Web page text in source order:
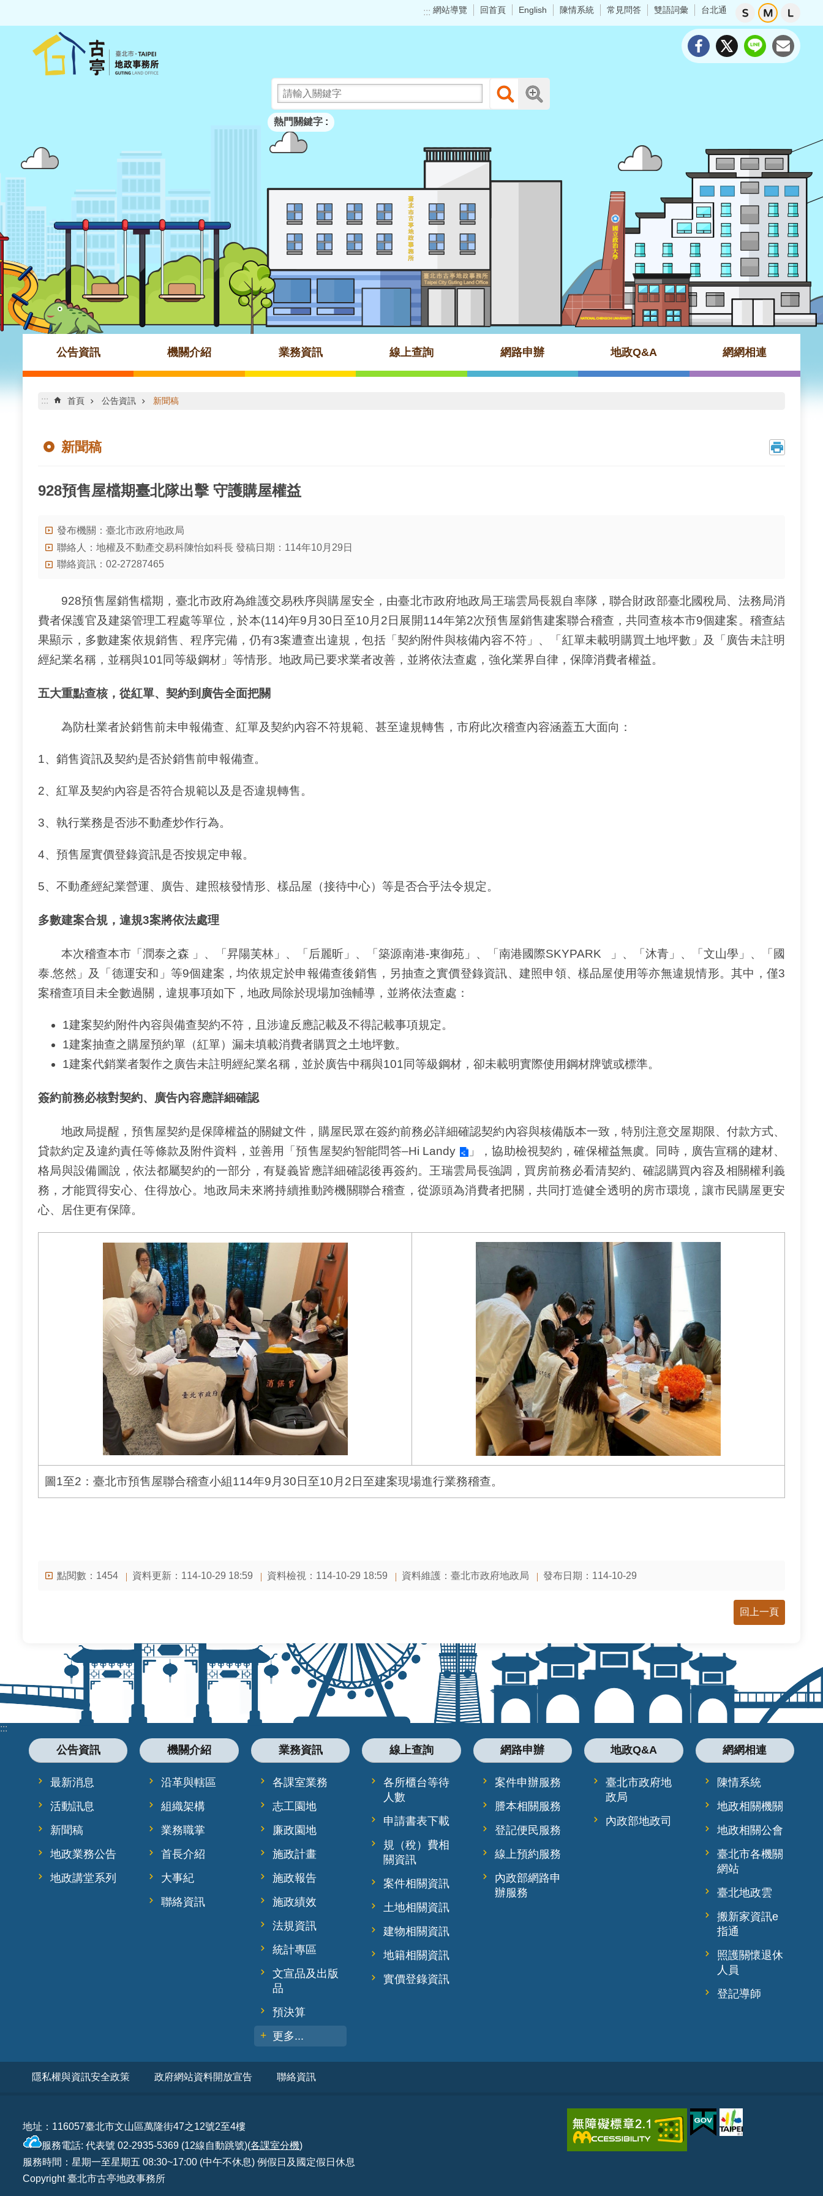
::: 網站導覽 回首頁 English 陳情系統 常見問答 雙語詞彙 台北通
熱門關鍵字
公告資訊 機關介紹 業務資訊 線上查詢 網路申辦 地政Q&A 網網相連
::: 首頁 公告資訊 新聞稿
新聞稿
928預售屋檔期臺北隊出擊 守護購屋權益
發布機關：臺北市政府地政局
聯絡人：地權及不動產交易科陳怡如科長 發稿日期：114年10月29日
聯絡資訊：02-27287465
928預售屋銷售檔期，臺北市政府為維護交易秩序與購屋安全，由臺北市政府地政局王瑞雲局長親自率隊，聯合財政部臺北國稅局、法務局消
費者保護官及建築管理工程處等單位，於本(114)年9月30日至10月2日展開114年第2次預售屋銷售建案聯合稽查，共同查核本市9個建案。稽查結
果顯示，多數建案依規銷售、程序完備，仍有3案遭查出違規，包括「契約附件與核備內容不符」、「紅單未載明購買土地坪數」及「廣告未註明
經紀業名稱，並稱與101同等級鋼材」等情形。地政局已要求業者改善，並將依法查處，強化業界自律，保障消費者權益。
五大重點查核，從紅單、契約到廣告全面把關
為防杜業者於銷售前未申報備查、紅單及契約內容不符規範、甚至違規轉售，市府此次稽查內容涵蓋五大面向：
1、銷售資訊及契約是否於銷售前申報備查。
2、紅單及契約內容是否符合規範以及是否違規轉售。
3、執行業務是否涉不動產炒作行為。
4、預售屋實價登錄資訊是否按規定申報。
5、不動產經紀業營運、廣告、建照核發情形、樣品屋（接待中心）等是否合乎法令規定。
多數建案合規，違規3案將依法處理
本次稽查本市「潤泰之森 」、「昇陽芙林」、「后麗昕」、「築源南港-東御苑」、「南港國際SKYPARK 」、「沐青」、「文山學」、「國
泰.悠然」及「德運安和」等9個建案，均依規定於申報備查後銷售，另抽查之實價登錄資訊、建照申領、樣品屋使用等亦無違規情形。其中，僅3
案稽查項目未全數過關，違規事項如下，地政局除於現場加強輔導，並將依法查處：
1建案契約附件內容與備查契約不符，且涉違反應記載及不得記載事項規定。
1建案抽查之購屋預約單（紅單）漏未填載消費者購買之土地坪數。
1建案代銷業者製作之廣告未註明經紀業名稱，並於廣告中稱與101同等級鋼材，卻未載明實際使用鋼材牌號或標準。
簽約前務必核對契約、廣告內容應詳細確認
地政局提醒，預售屋契約是保障權益的關鍵文件，購屋民眾在簽約前務必詳細確認契約內容與核備版本一致，特別注意交屋期限、付款方式、
貸款約定及違約責任等條款及附件資料，並善用「預售屋契約智能問答–Hi Landy
」，協助檢視契約，確保權益無虞。同時，廣告宣稱的建材、
格局與設備圖說，依法都屬契約的一部分，有疑義皆應詳細確認後再簽約。王瑞雲局長強調，買房前務必看清契約、確認購買內容及相關權利義
務，才能買得安心、住得放心。地政局未來將持續推動跨機關聯合稽查，從源頭為消費者把關，共同打造健全透明的房市環境，讓市民購屋更安
心、居住更有保障。
圖1至2：臺北市預售屋聯合稽查小組114年9月30日至10月2日至建案現場進行業務稽查。
點閱數： 1454 資料更新：114-10-29 18:59 資料檢視：114-10-29 18:59 資料維護：臺北市政府地政局 發布日期：114-10-29
回上一頁
:::
公告資訊
最新消息
活動訊息
新聞稿
地政業務公告
地政講堂系列
機關介紹
沿革與轄區
組織架構
業務職掌
首長介紹
大事紀
聯絡資訊
業務資訊
各課室業務
志工園地
廉政園地
施政計畫
施政報告
施政績效
法規資訊
統計專區
文宣品及出版
品
預決算
更多...
線上查詢
各所櫃台等待
人數
申請書表下載
規（稅）費相
關資訊
案件相關資訊
土地相關資訊
建物相關資訊
地籍相關資訊
實價登錄資訊
網路申辦
案件申辦服務
謄本相關服務
登記便民服務
線上預約服務
內政部網路申
辦服務
地政Q&A
臺北市政府地
政局
內政部地政司
網網相連
陳情系統
地政相關機關
地政相關公會
臺北市各機關
網站
臺北地政雲
搬新家資訊e
指通
照護關懷退休
人員
登記導師
隱私權與資訊安全政策 政府網站資料開放宣告 聯絡資訊
地址：116057臺北市文山區萬隆街47之12號2至4樓
服務電話: 代表號 02-2935-5369 (12線自動跳號)(各課室分機)
服務時間：星期一至星期五 08:30~17:00 (中午不休息) 例假日及國定假日休息
Copyright 臺北市古亭地政事務所